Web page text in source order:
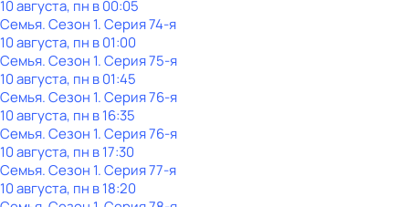
10 августа, пн в 00:05
Семья. Сезон 1. Серия 74-я
10 августа, пн в 01:00
Семья. Сезон 1. Серия 75-я
10 августа, пн в 01:45
Семья. Сезон 1. Серия 76-я
10 августа, пн в 16:35
Семья. Сезон 1. Серия 76-я
10 августа, пн в 17:30
Семья. Сезон 1. Серия 77-я
10 августа, пн в 18:20